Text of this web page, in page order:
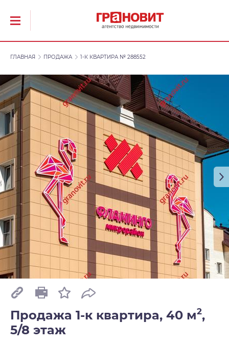
ГЛАВНАЯ ПРОДАЖА 1-К КВАРТИРА № 288552
Продажа 1-к квартира, 40 м2,
5/8 этаж